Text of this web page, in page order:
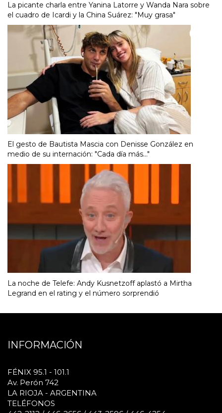
La picante charla entre Yanina Latorre y Wanda Nara sobre
el cuadro de Icardi y la China Suárez: "Muy grasa"
El gesto de Bautista Mascia con Denisse González en
medio de su internación: "Cada día más..."
La noche de Telefe: Andy Kusnetzoff aplastó a Mirtha
Legrand en el rating y el número sorprendió
INFORMACIÓN
FÉNIX 95.1 - 101.1
Av. Perón 742
LA RIOJA - ARGENTINA
TELÉFONOS